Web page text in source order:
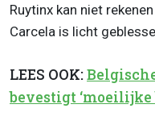
Ruytinx kan niet
Carcela is licht
LEES OOK:
bevestigt ‘moeilijke